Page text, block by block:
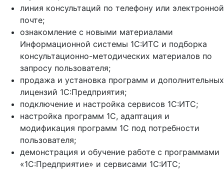
линия консультаций по телефону или электронной
почте;
ознакомление с новыми материалами
Информационной системы 1С:ИТС и подборка
консультационно-методических материалов по
запросу пользователя;
продажа и установка программ и дополнительных
лицензий 1С:Предприятия;
подключение и настройка сервисов 1С:ИТС;
настройка программ 1С, адаптация и
модификация программ 1С под потребности
пользователя;
демонстрация и обучение работе с программами
«1С:Предприятие» и сервисами 1С:ИТС;